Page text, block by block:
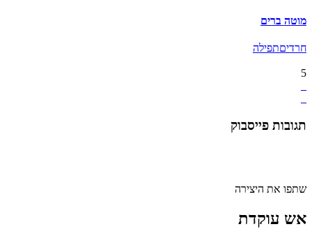
מוטה ברים
חרדיםתפילה
5
תגובות פייסבוק
שתפו את היצירה
אש עוקדת